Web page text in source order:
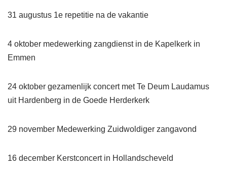
31 augustus 1e repetitie na de vakantie
4 oktober medewerking zangdienst in de Kapelkerk in
Emmen
24 oktober gezamenlijk concert met Te Deum Laudamus
uit Hardenberg in de Goede Herderkerk
29 november Medewerking Zuidwoldiger zangavond
16 december Kerstconcert in Hollandscheveld